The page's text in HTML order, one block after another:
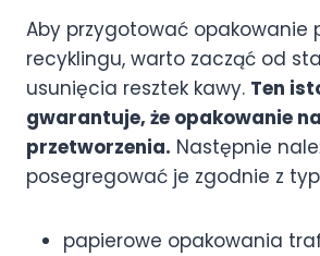
Aby przygotować opakowanie
recyklingu, warto zacząć od
usunięcia resztek kawy. Ten
gwarantuje, że opakowanie
przetworzenia. Następnie
posegregować je zgodnie z
papierowe opakowania